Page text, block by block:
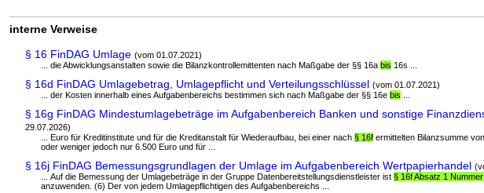
interne Verweise
§ 16 FinDAG Umlage (vom 01.07.2021)
... die Abwicklungsanstalten sowie die Bilanzkontrollemittenten nach Maßgabe der §§ 16a bis 16s ...
§ 16d FinDAG Umlagebetrag, Umlagepflicht und Verteilungsschlüssel (vom 01.07.2021)
... der Kosten innerhalb eines Aufgabenbereichs bestimmen sich nach Maßgabe der §§ 16e bis
§ 16g FinDAG Mindestumlagebeträge im Aufgabenbereich Banken und sonstige
29.07.2026)
... Euro für Kreditinstitute und für die Kreditanstalt für Wiederaufbau, bei einer nach § 16f ermittelten Bilanzsumme
oder weniger jedoch nur 6.500 Euro und für ...
§ 16j FinDAG Bemessungsgrundlagen der Umlage im Aufgabenbereich Wertpapierhandel
... Auf die Bemessung der Umlagebeträge in der Gruppe Datenbereitstellungsdienstleister ist § 16f Absatz 1
anzuwenden. (6) Der von jedem Umlagepflichtigen des Aufgabenbereichs ...